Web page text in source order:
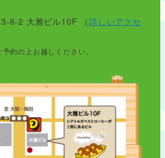
6-2 大雅ビル10F （詳しいアクセ
約の上お越しください。